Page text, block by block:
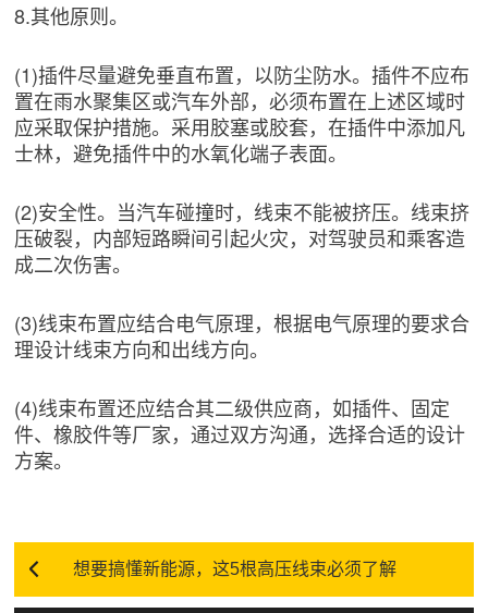
8.其他原则。
(1)插件尽量避免垂直布置，以防尘防水。插件不应布
置在雨水聚集区或汽车外部，必须布置在上述区域时
应采取保护措施。采用胶塞或胶套，在插件中添加凡
士林，避免插件中的水氧化端子表面。
(2)安全性。当汽车碰撞时，线束不能被挤压。线束挤
压破裂，内部短路瞬间引起火灾，对驾驶员和乘客造
成二次伤害。
(3)线束布置应结合电气原理，根据电气原理的要求合
理设计线束方向和出线方向。
(4)线束布置还应结合其二级供应商，如插件、固定
件、橡胶件等厂家，通过双方沟通，选择合适的设计
方案。
想要搞懂新能源，这5根高压线束必须了解